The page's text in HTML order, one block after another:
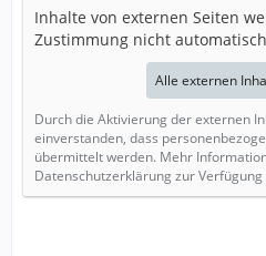
Inhalte von externen Seiten
Zustimmung nicht
Alle externen
Durch die Aktivierung der externen
einverstanden, dass
übermittelt werden. Mehr
Datenschutzerklärung zur Verfügung